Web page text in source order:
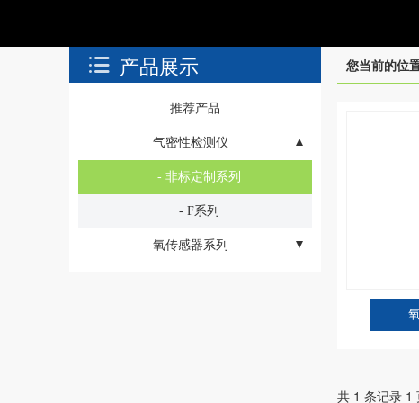
您当前的位
共 1 条记录 1
产品展示
推荐产品
气密性检测仪
- 非标定制系列
- F系列
氧传感器系列